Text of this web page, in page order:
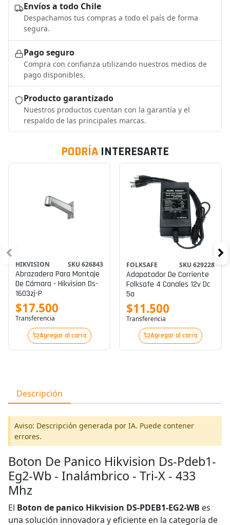
Envíos a todo Chile
Despachamos tus compras a todo el país de forma
segura.
Pago seguro
Compra con confianza utilizando nuestros medios de
pago disponibles.
Producto garantizado
Nuestros productos cuentan con la garantía y el
respaldo de las principales marcas.
PODRÍA INTERESARTE
HIKVISION SKU 626843
Abrazadera Para Montaje
De Cámara - Hikvision Ds-
1603zj-P
$17.500
Transferencia
Agregar al carro
FOLKSAFE SKU 629228
Adapatador De Corriente
Folksafe 4 Canales 12v Dc
5a
$11.500
Transferencia
Agregar al carro
Descripción
Aviso: Descripción generada por IA. Puede contener
errores.
Boton De Panico Hikvision Ds-Pdeb1-
Eg2-Wb - Inalámbrico - Tri-X - 433
Mhz
El Boton de panico Hikvision DS-PDEB1-EG2-WB es
una solución innovadora y eficiente en la categoría de